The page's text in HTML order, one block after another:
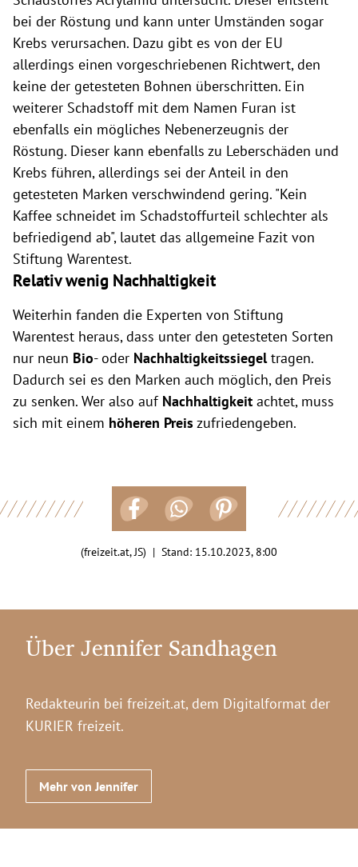
bei der Röstung und kann unter Umständen sogar
Krebs verursachen. Dazu gibt es von der EU
allerdings einen vorgeschriebenen Richtwert, den
keine der getesteten Bohnen überschritten. Ein
weiterer Schadstoff mit dem Namen Furan ist
ebenfalls ein mögliches Nebenerzeugnis der
Röstung. Dieser kann ebenfalls zu Leberschäden und
Krebs führen, allerdings sei der Anteil in den
getesteten Marken verschwindend gering. "Kein
Kaffee schneidet im Schadstoffurteil schlechter als
befriedigend ab", lautet das allgemeine Fazit von
Stiftung Warentest.
Relativ wenig Nachhaltigkeit
Weiterhin fanden die Experten von Stiftung
Warentest heraus, dass unter den getesteten Sorten
nur neun Bio- oder Nachhaltigkeitssiegeltragen.
Dadurch sei es den Marken auch möglich, den Preis
zu senken. Wer also auf Nachhaltigkeit achtet, muss
sich mit einem höheren Preis zufriedengeben.
(freizeit.at, JS) | Stand: 15.10.2023, 8:00
Über Jennifer Sandhagen
Redakteurin bei freizeit.at, dem Digitalformat der
KURIER freizeit.
Mehr von Jennifer